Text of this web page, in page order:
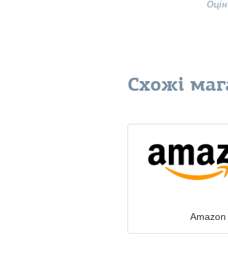
Схожі
Amazon